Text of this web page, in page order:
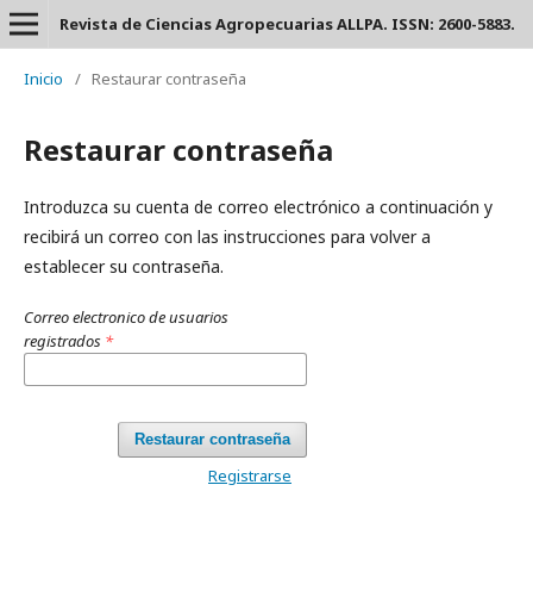
Revista de Ciencias Agropecuarias ALLPA. ISSN: 2600-5883.
Inicio / Restaurar contraseña
Restaurar contraseña
Introduzca su cuenta de correo electrónico a continuación y
recibirá un correo con las instrucciones para volver a
establecer su contraseña.
Correo electronico de usuarios
registrados *
Restaurar contraseña
Registrarse